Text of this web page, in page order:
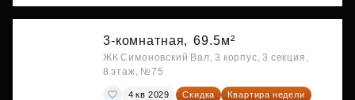
3-комнатная, 69.5м²
ЖК Симоновский Вал, 3 корпус, 3 секция,
8 этаж, №75
4 кв 2029 Скидка
Квартира недели